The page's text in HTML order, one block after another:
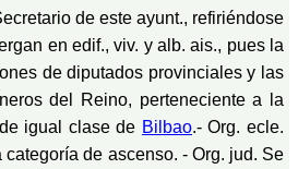
de este ayunt., refiriéndose
en edif., viv. y alb. ais., pues la
de diputados provinciales y las
del Reino, perteneciente a la
igual clase de Bilbao.- Org. ecle.
categoría de ascenso. - Org. jud. Se